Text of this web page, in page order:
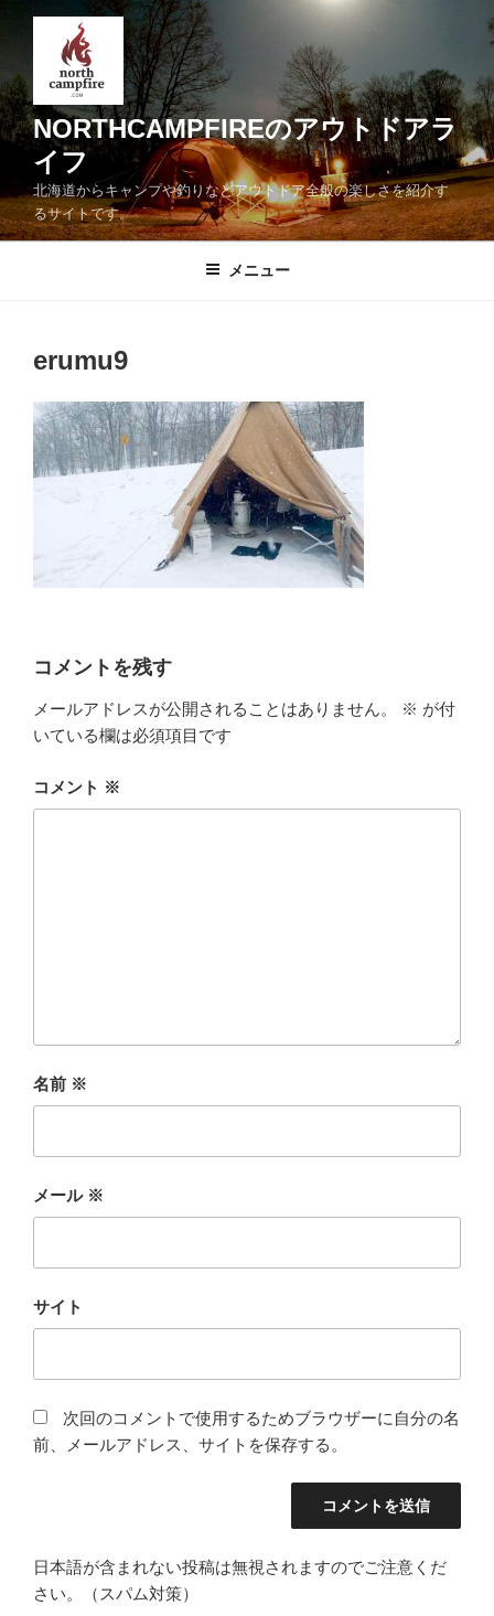
ン
ツ
へ
キ
ッ
NORTHCAMPFIREのアウトドアラ
イフ
北海道からキャンプや釣りなどアウトドア全般の楽しさを紹介す
るサイトです。
メニュー
erumu9
コメントを残す
メールアドレスが公開されることはありません。 ※ が付
いている欄は必須項目です
コメント ※
名前 ※
メール ※
サイト
次回のコメントで使用するためブラウザーに自分の名
前、メールアドレス、サイトを保存する。
日本語が含まれない投稿は無視されますのでご注意くだ
さい。（スパム対策）